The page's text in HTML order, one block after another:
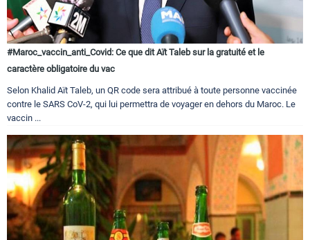
#Maroc_vaccin_anti_Covid: Ce que dit Aït Taleb sur la gratuité et le
caractère obligatoire du vac
Selon Khalid Aït Taleb, un QR code sera attribué à toute personne vaccinée
contre le SARS CoV-2, qui lui permettra de voyager en dehors du Maroc. Le
vaccin ...